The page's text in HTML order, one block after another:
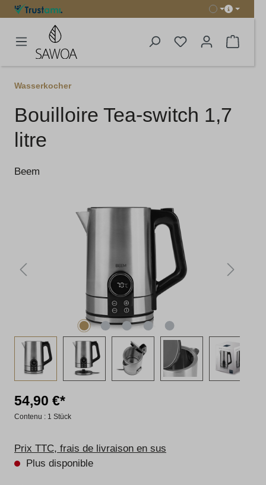
principal
Le
Wasserkocher
Bouilloire Tea-switch 1,7
litre
Beem
Ignorer la galerie d'images
54,90 €*
Contenu : 1 Stück
Prix TTC, frais de livraison en sus
Plus disponible